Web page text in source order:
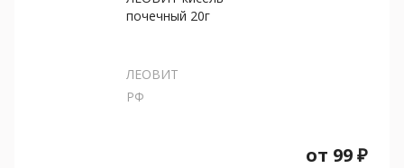
почечный 20г
ЛЕОВИТ
РФ
от 99₽